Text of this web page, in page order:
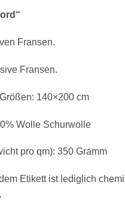
Fransen.
Fransen.
140×200 cm
Wolle Schurwolle
pro qm): 350 Gramm
Etikett ist lediglich